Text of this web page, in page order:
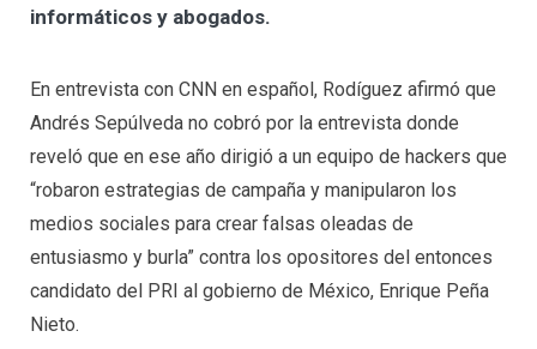
informáticos y abogados.
En entrevista con CNN en español, Rodíguez afirmó que
Andrés Sepúlveda no cobró por la entrevista donde
reveló que en ese año dirigió a un equipo de hackers que
“robaron estrategias de campaña y manipularon los
medios sociales para crear falsas oleadas de
entusiasmo y burla” contra los opositores del entonces
candidato del PRI al gobierno de México, Enrique Peña
Nieto.